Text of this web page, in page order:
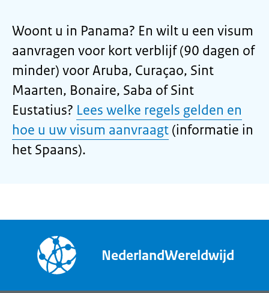
Woont u in Panama? En wilt u een visum
aanvragen voor kort verblijf (90 dagen of
minder) voor Aruba, Curaçao, Sint
Maarten, Bonaire, Saba of Sint
Eustatius? Lees welke regels gelden en
hoe u uw visum aanvraagt (informatie in
het Spaans).
NederlandWereldwijd